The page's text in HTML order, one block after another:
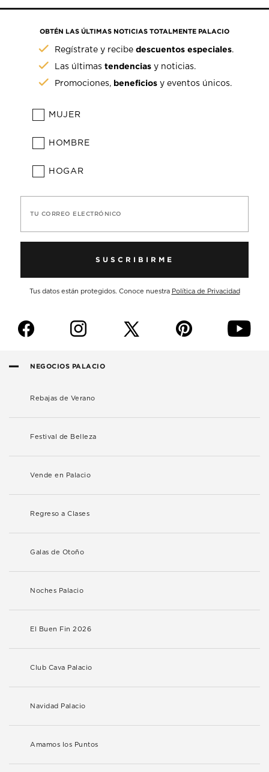
OBTÉN LAS ÚLTIMAS NOTICIAS TOTALMENTE PALACIO
Regístrate y recibedescuentos especiales.
Las últimastendencias y noticias.
Promociones, beneficios y eventos únicos.
MUJER
HOMBRE
HOGAR
TU CORREO ELECTRÓNICO
SUSCRIBIRME
Tus datos están protegidos. Conoce nuestra Política de Privacidad
f i p y
NEGOCIOS PALACIO
Rebajas de Verano
Festival de Belleza
Vende en Palacio
Regreso a Clases
Galas de Otoño
Noches Palacio
El Buen Fin 2026
Club Cava Palacio
Navidad Palacio
Amamos los Puntos